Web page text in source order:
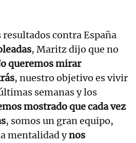
contra España
, Maritz dijo que no
queremos mirar
, nuestro objetivo es vivir
semanas y los
mostrado que cada vez
, somos un gran equipo,
mentalidad ynos